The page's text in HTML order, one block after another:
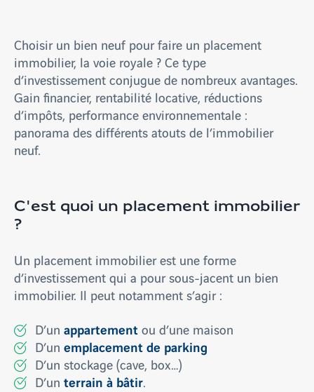
Choisir un bien neuf pour faire un placement
immobilier, la voie royale ? Ce type
d’investissement conjugue de nombreux avantages.
Gain financier, rentabilité locative, réductions
d’impôts, performance environnementale :
panorama des différents atouts de l’immobilier
neuf.
C'est quoi un placement immobilier
?
Un placement immobilier est une forme
d’investissement qui a pour sous-jacent un bien
immobilier. Il peut notamment s’agir :
D’un appartementou d’une maison
D’un emplacement de parking
D’un stockage (cave, box…)
D’un terrain à bâtir.